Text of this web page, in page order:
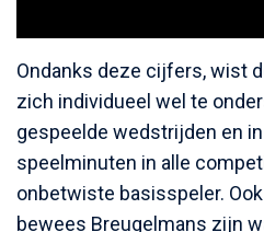
Ondanks deze cijfers, wist
zich individueel wel te
gespeelde wedstrijden en
speelminuten in alle
onbetwiste basisspeler.
bewees Breugelmans zijn